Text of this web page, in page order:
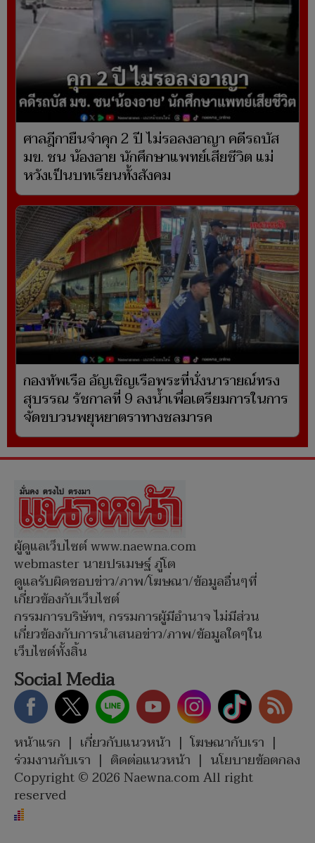
ศาลฎีกายืนจำคุก 2 ปี ไม่รอลงอาญา คดีรถบัส
มข. ชน น้องอาย นักศึกษาแพทย์เสียชีวิต แม่
หวังเป็นบทเรียนทั้งสังคม
กองทัพเรือ อัญเชิญเรือพระที่นั่งนารายณ์ทรง
สุบรรณ รัชกาลที่ 9 ลงน้ำเพื่อเตรียมการในการ
จัดขบวนพยุหยาตราทางชลมารค
ผู้ดูแลเว็บไซต์ www.naewna.com
webmaster นายปรเมษฐ์ ภู่โต
ดูแลรับผิดชอบข่าว/ภาพ/โฆษณา/ข้อมูลอื่นๆที่
เกี่ยวข้องกับเว็บไซต์
กรรมการบริษัทฯ, กรรมการผู้มีอำนาจ ไม่มีส่วน
เกี่ยวข้องกับการนำเสนอข่าว/ภาพ/ข้อมูลใดๆใน
เว็บไซต์ทั้งสิ้น
Social Media
หน้าแรก | เกี่ยวกับแนวหน้า | โฆษณากับเรา |
ร่วมงานกับเรา | ติดต่อแนวหน้า | นโยบายข้อตกลง
Copyright © 2026 Naewna.com All right
reserved